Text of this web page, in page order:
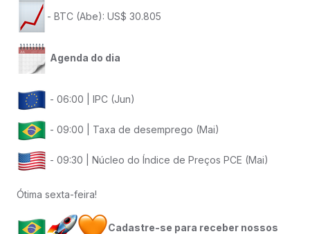
- BTC (Abe): US$ 30.805
Agenda do dia
- 06:00 | IPC (Jun)
- 09:00 | Taxa de desemprego (Mai)
- 09:30 | Núcleo do Índice de Preços PCE (Mai)
Ótima sexta-feira!
Cadastre-se para receber nossos